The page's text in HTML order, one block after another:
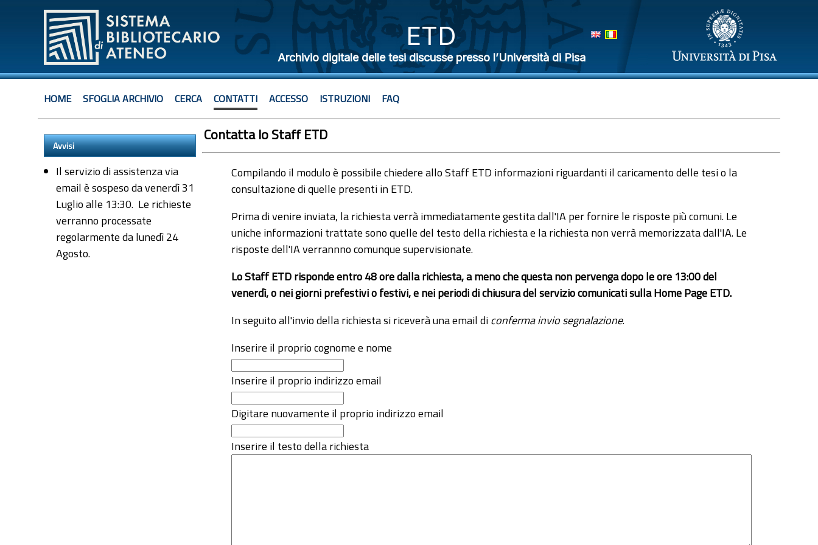
ETD
Archivio digitale delle tesi discusse presso l’Università di Pisa
HOME SFOGLIA ARCHIVIO CERCA CONTATTI ACCESSO ISTRUZIONI FAQ
Avvisi
Il servizio di assistenza via
email è sospeso da venerdì 31
Luglio alle 13:30. Le richieste
verranno processate
regolarmente da lunedì 24
Agosto.
Contatta lo Staff ETD
Compilando il modulo è possibile chiedere allo Staff ETD informazioni riguardanti il caricamento delle tesi o la
consultazione di quelle presenti in ETD.
Prima di venire inviata, la richiesta verrà immediatamente gestita dall'IA per fornire le risposte più comuni. Le
uniche informazioni trattate sono quelle del testo della richiesta e la richiesta non verrà memorizzata dall'IA. Le
risposte dell'IA verrannno comunque supervisionate.
Lo Staff ETD risponde entro 48 ore dalla richiesta, a meno che questa non pervenga dopo le ore 13:00 del
venerdì, o nei giorni prefestivi o festivi, e nei periodi di chiusura del servizio comunicati sulla Home Page ETD.
In seguito all'invio della richiesta si riceverà una email diconferma invio segnalazione.
Inserire il proprio cognome e nome
Inserire il proprio indirizzo email
Digitare nuovamente il proprio indirizzo email
Inserire il testo della richiesta